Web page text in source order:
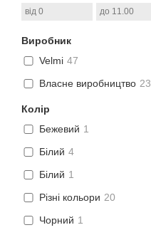
Виробник
Velmi 47
Власне виробництво 23
Колір
Бежевий 1
Білий 4
Білий 1
Різні кольори 20
Чорний 1